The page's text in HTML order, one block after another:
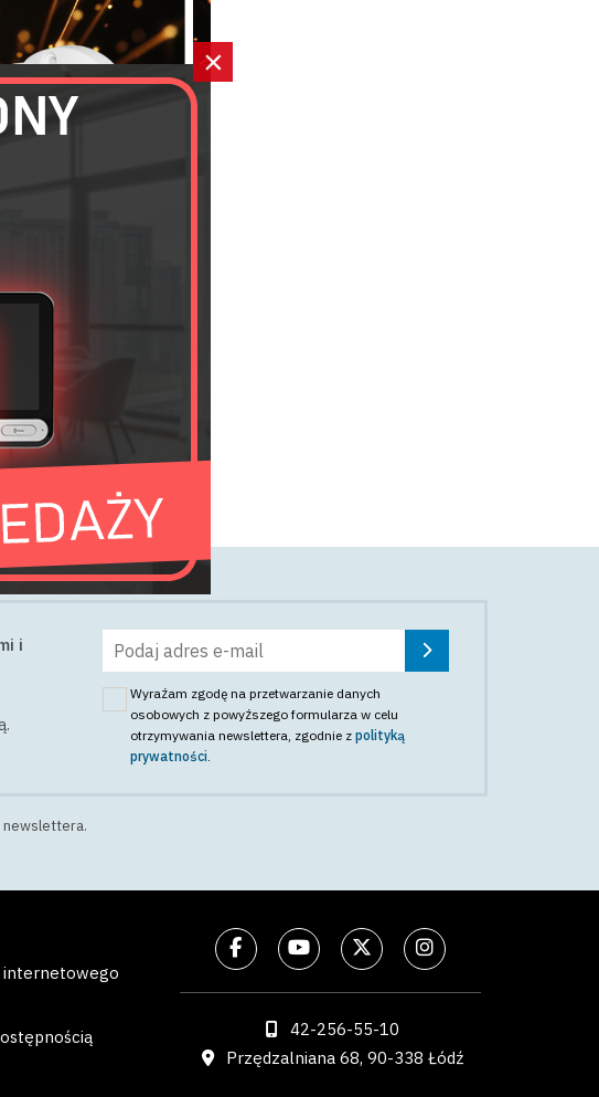
×
i
Wyrażam zgodę na przetwarzanie danych
osobowych z powyższego formularza w celu
otrzymywania newslettera, zgodnie z polityką
prywatności.
newslettera.
internetowego
42-256-55-10
Przędzalniana 68, 90-338 Łódź